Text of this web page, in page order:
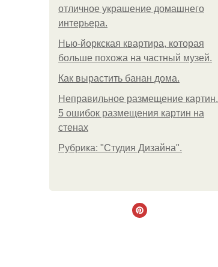
отличное украшение домашнего
интерьера.
Нью-йоркская квартира, которая
больше похожа на частный музей.
Как вырастить банан дома.
Неправильное размещение картин.
5 ошибок размещения картин на
стенах
Рубрика: "Студия Дизайна".